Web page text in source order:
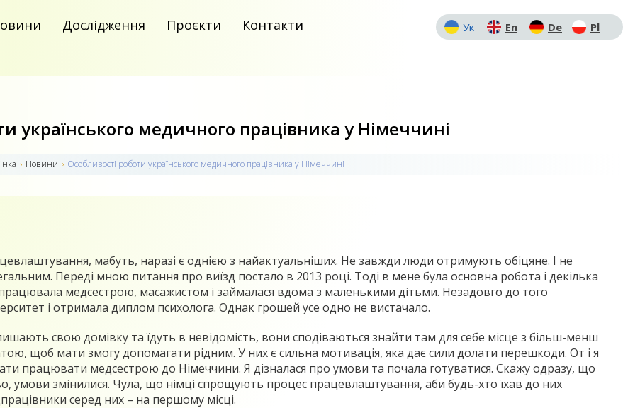
Дослідження Проєкти Контакти Ук En De Pl
українського медичного працівника у Німеччині
› Новини › Особливості роботи українського медичного працівника у Німеччині
мабуть, наразі є однією з найактуальніших. Не завжди люди отримують обіцяне. І не
Переді мною питання про виїзд постало в 2013 році. Тоді в мене була основна робота і декілька
працювала медсестрою, масажистом і займалася вдома з маленькими дітьми. Незадовго до того
і отримала диплом психолога. Однак грошей усе одно не вистачало.
свою домівку та їдуть в невідомість, вони сподіваються знайти там для себе місце з більш-менш
щоб мати змогу допомагати рідним. У них є сильна мотивація, яка дає сили долати перешкоди. От і я
працювати медсестрою до Німеччини. Я дізналася про умови та почала готуватися. Скажу одразу, що
умови змінилися. Чула, що німці спрощують процес працевлаштування, аби будь-хто їхав до них
серед них – на першому місці.